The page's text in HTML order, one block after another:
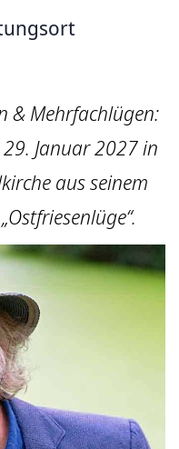
& Mehrfachlügen:
Januar 2027 in
aus seinem